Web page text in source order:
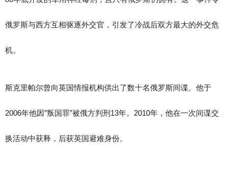
俄罗斯与西方互相驱逐外交官，引发了冷战后双方最大的外交危
机。
斯克里帕尔曾向英国情报机构供出了数十名俄罗斯间谍。他于
2006年他因”叛国罪”被俄方判刑13年。2010年，他在一次间谍交
换活动中获释，后获英国避难身份。